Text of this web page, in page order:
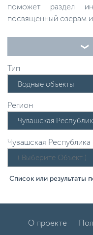
поможет раздел
посвященный озерам
Тип
Водные объекты
Регион
Чувашская
Список или результаты
О проекте